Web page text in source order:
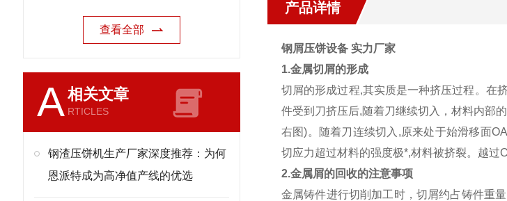
查看全部
A相关文章
RTICLES
钢渣压饼机生产厂家深度推荐：为何
恩派特成为高净值产线的优选
产品详情
钢屑压饼设备 实力厂家
1.金属切屑的形成
切屑的形成过程,其实质是一种挤压过程。在
件受到刀挤压后,随着刀继续切入，材料内部
右图)。随着刀连续切入,原来处于始滑移面
切应力超过材料的强度极*,材料被挤裂。越过
2.金属屑的回收的注意事项
金属铸件进行切削加工时，切屑约占铸件重